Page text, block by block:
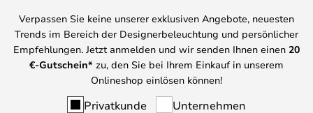
Verpassen Sie keine unserer exklusiven Angebote, neuesten
Trends im Bereich der Designerbeleuchtung und persönlicher
Empfehlungen. Jetzt anmelden und wir senden Ihnen einen 20
€-Gutschein* zu, den Sie bei Ihrem Einkauf in unserem
Onlineshop einlösen können!
Privatkunde Unternehmen